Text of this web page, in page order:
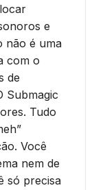
e
não é uma
com o
de
Submagic
Tudo
Você
nem de
só precisa